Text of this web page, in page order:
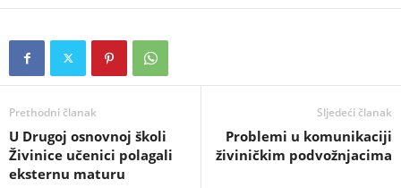
Prethodni članak
U Drugoj osnovnoj školi
Živinice učenici polagali
eksternu maturu
Sljedeći članak
Problemi u komunikaciji
živiničkim podvožnjacima